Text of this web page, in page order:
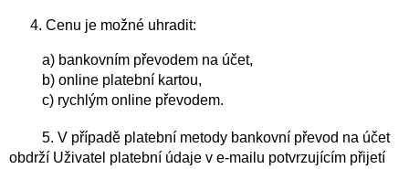
Cenu je možné uhradit:
a) bankovním převodem na účet,
b) online platební kartou,
c) rychlým online převodem.
5. V případě platební metody bankovní převod na účet
obdrží Uživatel platební údaje v e-mailu potvrzujícím přijetí